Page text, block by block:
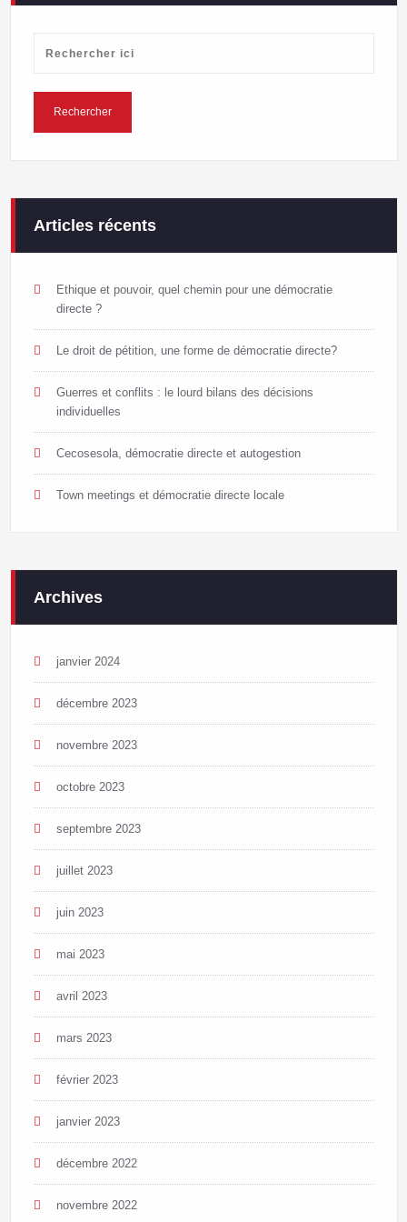
Articles récents
Ethique et pouvoir, quel chemin pour une démocratie
directe ?
Le droit de pétition, une forme de démocratie directe?
Guerres et conflits : le lourd bilans des décisions
individuelles
Cecosesola, démocratie directe et autogestion
Town meetings et démocratie directe locale
Archives
janvier 2024
décembre 2023
novembre 2023
octobre 2023
septembre 2023
juillet 2023
juin 2023
mai 2023
avril 2023
mars 2023
février 2023
janvier 2023
décembre 2022
novembre 2022